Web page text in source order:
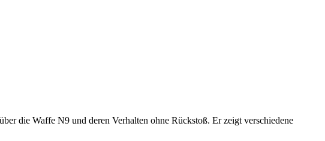
die Waffe N9 und deren Verhalten ohne Rückstoß. Er zeigt verschiedene